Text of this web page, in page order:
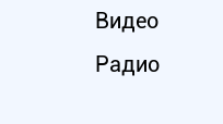
Видео
Радио